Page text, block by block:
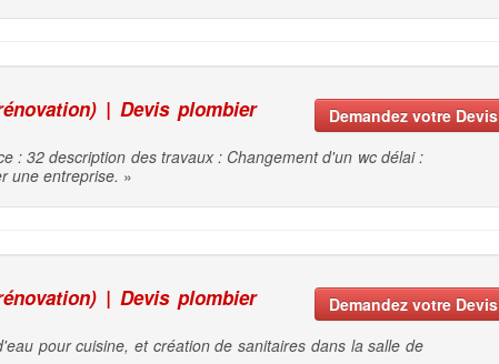
| Devis plombier
Demandez votre Devis
: 32 description des travaux : Changement d'un wc délai :
une entreprise. »
| Devis plombier
Demandez votre Devis
pour cuisine, et création de sanitaires dans la salle de